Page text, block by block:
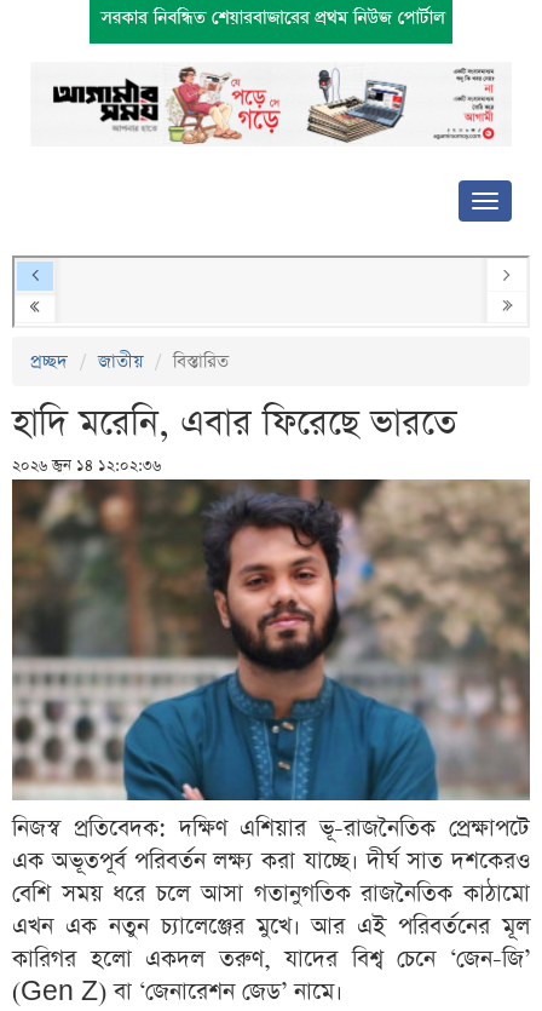
প্রচ্ছদ জাতীয় বিস্তারিত
হাদি মরেনি, এবার ফিরেছে ভারতে
২০২৬ জুন ১৪ ১২:০২:৩৬
নিজস্ব প্রতিবেদক: দক্ষিণ এশিয়ার ভূ-রাজনৈতিক প্রেক্ষাপটে
এক অভূতপূর্ব পরিবর্তন লক্ষ্য করা যাচ্ছে। দীর্ঘ সাত দশকেরও
বেশি সময় ধরে চলে আসা গতানুগতিক রাজনৈতিক কাঠামো
এখন এক নতুন চ্যালেঞ্জের মুখে। আর এই পরিবর্তনের মূল
কারিগর হলো একদল তরুণ, যাদের বিশ্ব চেনে ‘জেন-জি’
(Gen Z) বা ‘জেনারেশন জেড’ নামে।